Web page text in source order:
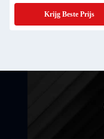
Krijg Beste Prijs